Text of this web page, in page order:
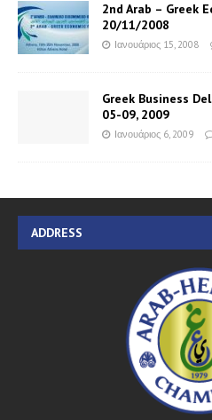
2nd Arab – Greek
20/11/2008
Ιανουάριος 15, 2008
Greek Business
05-09, 2009
Ιανουάριος 6, 2009
ADDRESS